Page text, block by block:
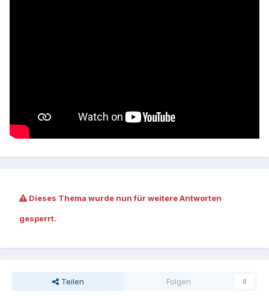
Dieses Thema wurde nun für weitere Antworten
gesperrt.
Teilen Folgen 0